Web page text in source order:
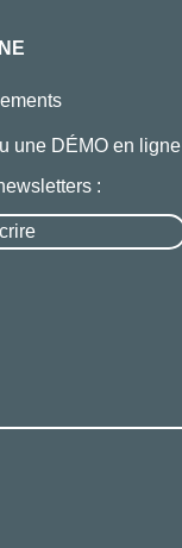
une DÉMO en ligne
: